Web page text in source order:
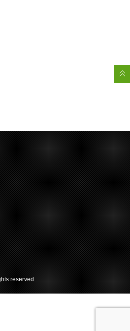
reserved.